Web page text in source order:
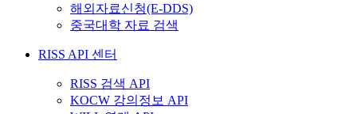
해외자료신청(E-DDS)
중국대학 자료 검색
RISS API 센터
RISS 검색 API
KOCW 강의정보 API